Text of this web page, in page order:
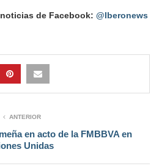
de Facebook: @Iberonews
ANTERIOR
en acto de la FMBBVA en
Unidas